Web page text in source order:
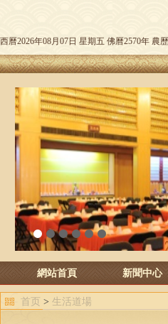
西曆2026年08月07日 星期五 佛曆2570年 農
1 2 3 4 5 6
網站首頁 新聞中心
首页 > 生活道場